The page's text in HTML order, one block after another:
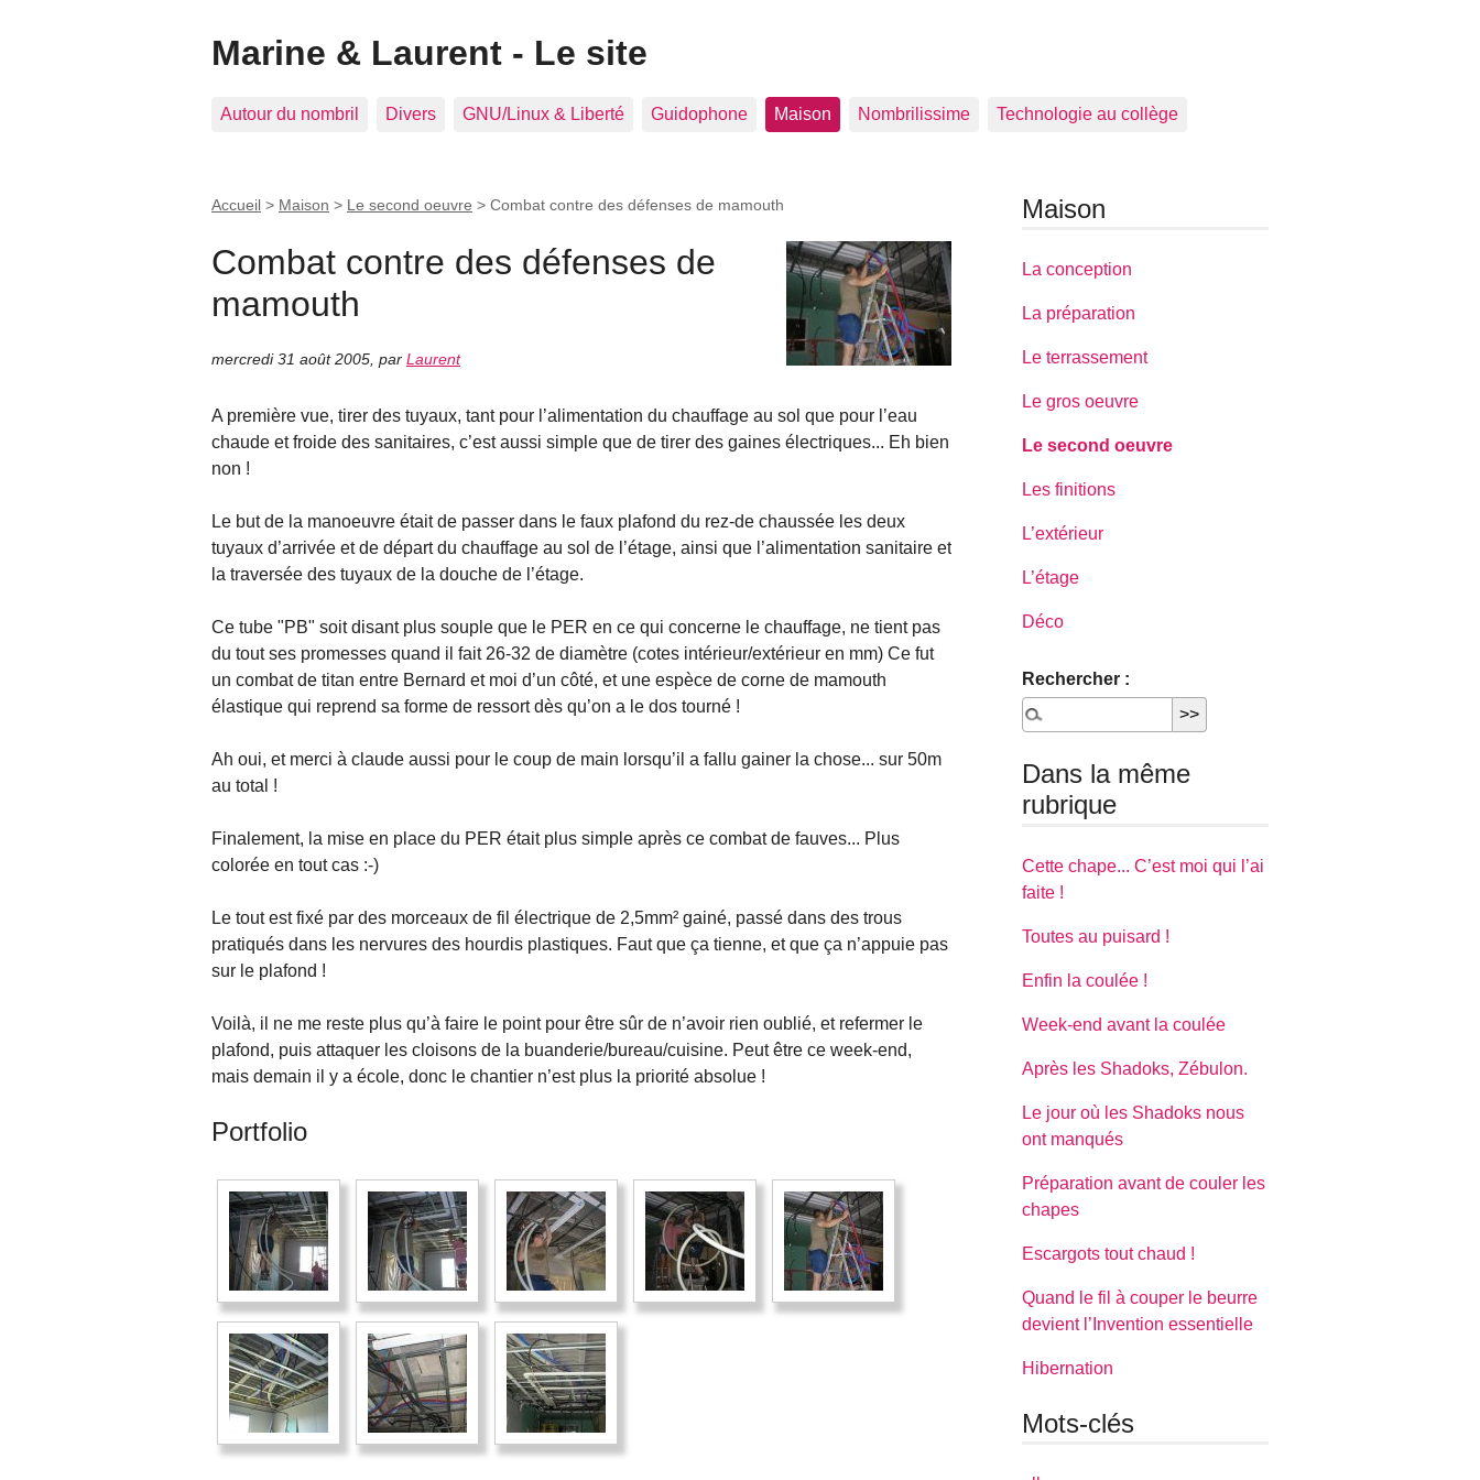
Marine & Laurent - Le site
Autour du nombril Divers GNU/Linux & Liberté Guidophone Maison Nombrilissime Technologie au collège
Accueil > Maison > Le second oeuvre > Combat contre des défenses de mamouth
Combat contre des défenses de
mamouth
mercredi 31 août 2005 par Laurent
A première vue, tirer des tuyaux, tant pour l’alimentation du chauffage au sol que pour l’eau
chaude et froide des sanitaires, c’est aussi simple que de tirer des gaines électriques... Eh bien
non !
Le but de la manoeuvre était de passer dans le faux plafond du rez-de chaussée les deux
tuyaux d’arrivée et de départ du chauffage au sol de l’étage, ainsi que l’alimentation sanitaire et
la traversée des tuyaux de la douche de l’étage.
Ce tube "PB" soit disant plus souple que le PER en ce qui concerne le chauffage, ne tient pas
du tout ses promesses quand il fait 26-32 de diamètre (cotes intérieur/extérieur en mm) Ce fut
un combat de titan entre Bernard et moi d’un côté, et une espèce de corne de mamouth
élastique qui reprend sa forme de ressort dès qu’on a le dos tourné !
Ah oui, et merci à claude aussi pour le coup de main lorsqu’il a fallu gainer la chose... sur 50m
au total !
Finalement, la mise en place du PER était plus simple après ce combat de fauves... Plus
colorée en tout cas :-)
Le tout est fixé par des morceaux de fil électrique de 2,5mm² gainé, passé dans des trous
pratiqués dans les nervures des hourdis plastiques. Faut que ça tienne, et que ça n’appuie pas
sur le plafond !
Voilà, il ne me reste plus qu’à faire le point pour être sûr de n’avoir rien oublié, et refermer le
plafond, puis attaquer les cloisons de la buanderie/bureau/cuisine. Peut être ce week-end,
mais demain il y a école, donc le chantier n’est plus la priorité absolue !
Portfolio
Maison
La conception
La préparation
Le terrassement
Le gros oeuvre
Le second oeuvre
Les finitions
L’extérieur
L’étage
Déco
Rechercher :
Dans la même
rubrique
Cette chape... C’est moi qui l’ai
faite !
Toutes au puisard !
Enfin la coulée !
Week-end avant la coulée
Après les Shadoks, Zébulon.
Le jour où les Shadoks nous
ont manqués
Préparation avant de couler les
chapes
Escargots tout chaud !
Quand le fil à couper le beurre
devient l’Invention essentielle
Hibernation
Mots-clés